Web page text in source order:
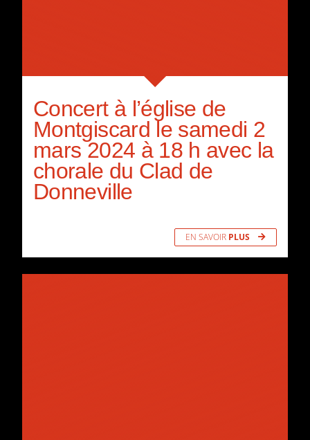
Concert à l’église de
Montgiscard le samedi 2
mars 2024 à 18 h avec la
chorale du Clad de
Donneville
EN SAVOIR PLUS